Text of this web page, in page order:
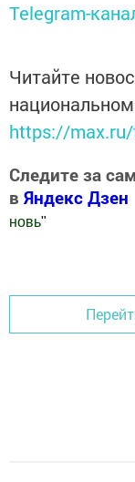
Telegram-
Читайте
https://
Следите за
в Яндекс Дзен
новь"